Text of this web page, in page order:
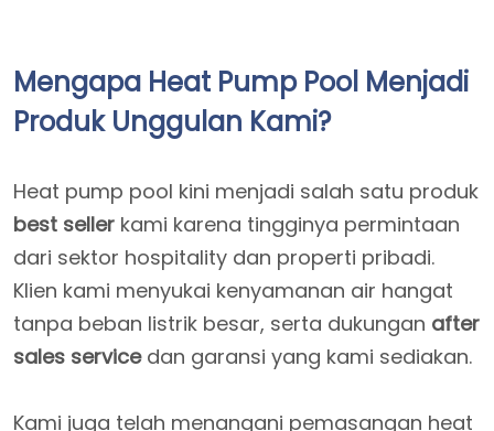
Mengapa Heat Pump Pool Menjadi
Produk Unggulan Kami?
Heat pump pool kini menjadi salah satu produk
best seller kami karena tingginya permintaan
dari sektor hospitality dan properti pribadi.
Klien kami menyukai kenyamanan air hangat
tanpa beban listrik besar, serta dukungan after
sales servicedan garansi yang kami sediakan.
Kami juga telah menangani pemasangan heat